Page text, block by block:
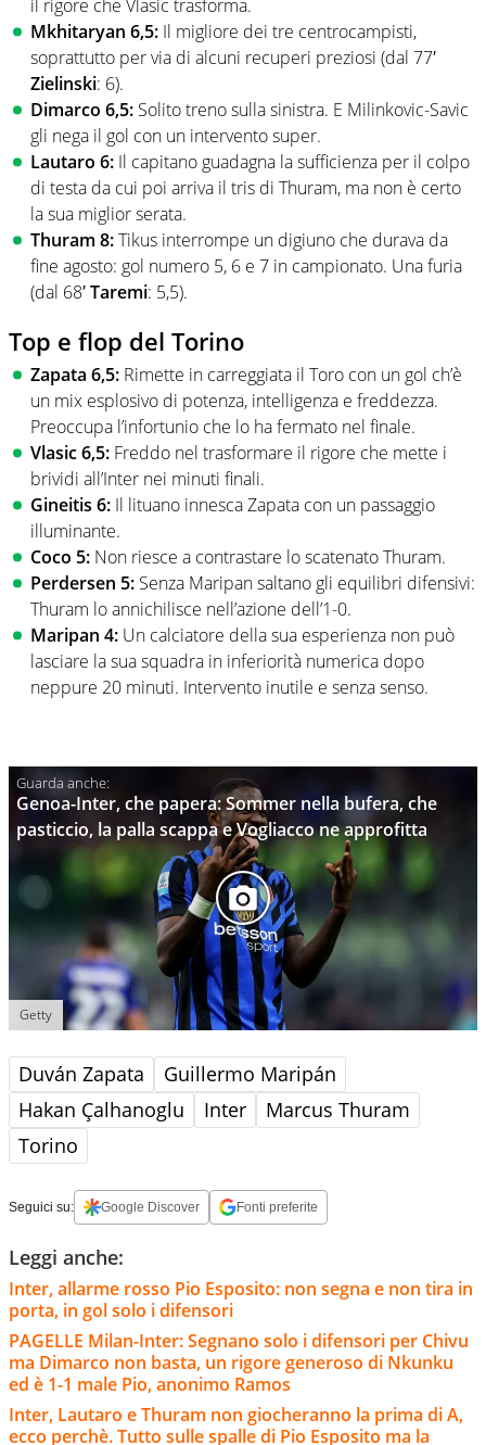
il rigore che Vlasic trasforma.
Mkhitaryan 6,5: Il migliore dei tre centrocampisti,
soprattutto per via di alcuni recuperi preziosi (dal 77′
Zielinski: 6).
Dimarco 6,5: Solito treno sulla sinistra. E Milinkovic-Savic
gli nega il gol con un intervento super.
Lautaro 6: Il capitano guadagna la sufficienza per il colpo
di testa da cui poi arriva il tris di Thuram, ma non è certo
la sua miglior serata.
Thuram 8:Tikus interrompe un digiuno che durava da
fine agosto: gol numero 5, 6 e 7 in campionato. Una furia
(dal 68′Taremi: 5,5).
Top e flop del Torino
Zapata 6,5: Rimette in carreggiata il Toro con un gol ch’è
un mix esplosivo di potenza, intelligenza e freddezza.
Preoccupa l’infortunio che lo ha fermato nel finale.
Vlasic 6,5: Freddo nel trasformare il rigore che mette i
brividi all’Inter nei minuti finali.
Gineitis 6: Il lituano innesca Zapata con un passaggio
illuminante.
Coco 5: Non riesce a contrastare lo scatenato Thuram.
Perdersen 5: Senza Maripan saltano gli equilibri difensivi:
Thuram lo annichilisce nell’azione dell’1-0.
Maripan 4: Un calciatore della sua esperienza non può
lasciare la sua squadra in inferiorità numerica dopo
neppure 20 minuti. Intervento inutile e senza senso.
Genoa-Inter, che papera: Sommer nella bufera, che
pasticcio, la palla scappa e Vogliacco ne approfitta
Getty
Duván Zapata
Guillermo Maripán
Hakan Çalhanoglu
Inter
Marcus Thuram
Torino
Seguici su: Google Discover Fonti preferite
Leggi anche:
Inter, allarme rosso Pio Esposito: non segna e non tira in
porta, in gol solo i difensori
PAGELLE Milan-Inter: Segnano solo i difensori per Chivu
ma Dimarco non basta, un rigore generoso di Nkunku
ed è 1-1 male Pio, anonimo Ramos
Inter, Lautaro e Thuram non giocheranno la prima di A,
ecco perchè. Tutto sulle spalle di Pio Esposito ma la